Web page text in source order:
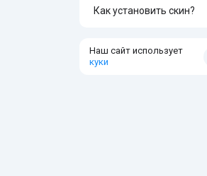
Как установить скин?
Наш сайт использует
куки